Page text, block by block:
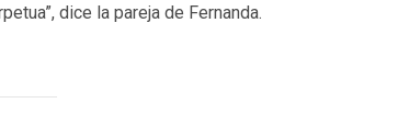
dice la pareja de Fernanda.